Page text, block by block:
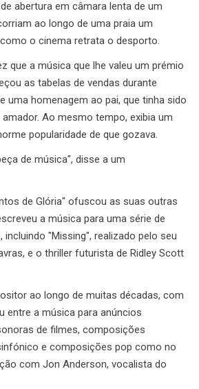
abertura em câmara lenta de um
ao longo de uma praia um
o cinema retrata o desporto.
que a música que lhe valeu um prémio
as tabelas de vendas durante
uma homenagem ao pai, que tinha sido
Ao mesmo tempo, exibia um
popularidade de que gozava.
de música", disse a um
de Glória" ofuscou as suas outras
a música para uma série de
"Missing", realizado pelo seu
e o thriller futurista de Ridley Scott
ao longo de muitas décadas, com
entre a música para anúncios
de filmes, composições
e composições pop como no
com Jon Anderson, vocalista do